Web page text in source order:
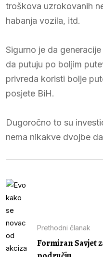
troškova uzrokovanih
habanja vozila, itd.
Sigurno je da
da putuju po boljim
privreda koristi bolje
posjete BiH.
Dugoročno to su
nema nikakve dvojbe
Prethodni članak
Formiran Savjet